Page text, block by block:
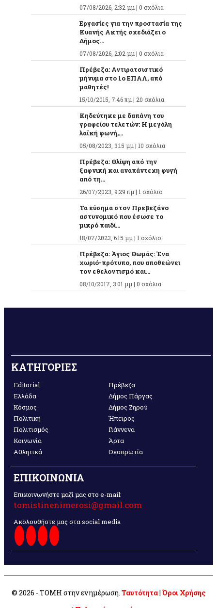
07/08/2026, 2:32 μμ | 0 σχόλια
Εργασίες για την προστασία της
Κυανής Ακτής σχεδιάζει ο
Δήμος...
07/08/2026, 2:02 μμ | 0 σχόλια
Πρέβεζα: Αντιρατσιστικό
μήνυμα στο 1ο ΕΠΑΛ, από
μαθητές!
15/10/2015, 7:46 πμ | 20 σχόλια
Κηδεύτηκε με δαπάνη του
γραφείου τελετών: Η μεγάλη
λαϊκή φωνή,...
05/08/2023, 3:15 μμ | 10 σχόλια
Πρέβεζα: Θλίψη από την
ξαφνική και αναπάντεχη φυγή
από τη...
26/07/2023, 9:29 πμ | 1 σχόλιο
Τα εύσημα στον Πρεβεζάνο
αστυνομικό που έσωσε το
μικρό παιδί...
18/07/2023, 6:15 μμ | 1 σχόλιο
Πρέβεζα: Άγιος Θωμάς: Ένα
χωριό-πρότυπο, που αποθεώνει
τον εθελοντισμό και...
08/10/2017, 3:01 μμ | 0 σχόλια
ΚΑΤΗΓΟΡΙΕΣ
Editorial
Ελλάδα
Κόσμος
Πολιτική
Πολιτισμός
Κοινωνία
Αθλητικά
Πρέβεζα
Δήμος Πάργας
Δήμος Ζηρού
Ήπειρος
Γιάννενα
Άρτα
Θεσπρωτία
ΕΠΙΚΟΙΝΩΝΙΑ
Επικοινωνήστε μαζί μας στο e-mail:
tomistinenimerosi@gmail.com
Ακολουθήστε μας στα social media
© 2026 - ΤΟΜΗ στην ενημέρωση. Ταυτότητα| Όροι Χρήσης